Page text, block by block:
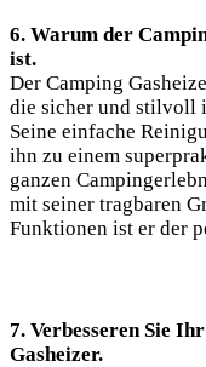
6. Warum der
ist.
Der Camping
die sicher und stilvoll
Seine einfache
ihn zu einem
ganzen
mit seiner tragbaren
Funktionen ist er der
7. Verbesseren Sie
Gasheizer.